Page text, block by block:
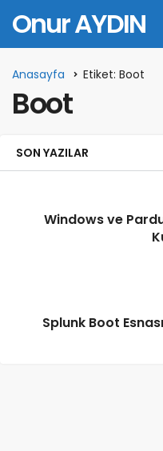
Onur AYDIN
Anasayfa Etiket: Boot
Boot
SON YAZILAR
Windows ve
Splunk Boot